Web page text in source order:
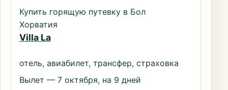
Купить горящую путевку в Бол
Хорватия
Villa La
отель, авиабилет, трансфер, страховка
Вылет — 7 октября, на 9 дней